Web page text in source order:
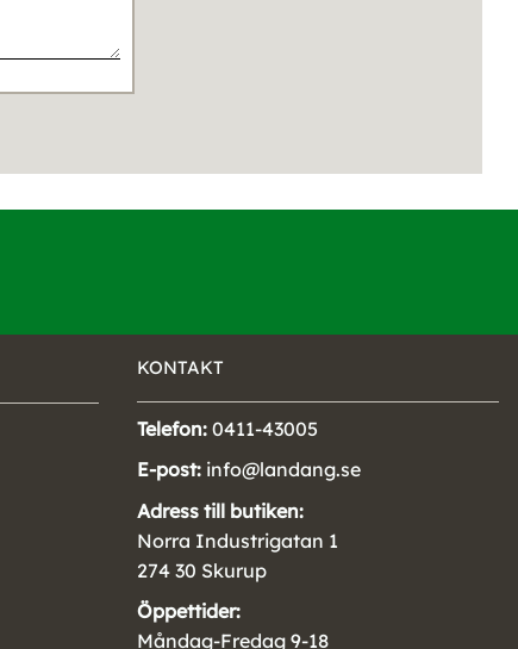
KONTAKT
Telefon: 0411-43005
E-post: info@landang.se
Adress till butiken:
Norra Industrigatan 1
274 30 Skurup
Öppettider:
Måndag-Fredag 9-18